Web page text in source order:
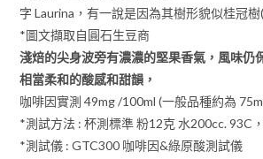
字 Laurina，有一說是因為其樹形貌似桂冠樹
*圖文擷取自圓石生豆商
淺焙的尖身波旁有濃濃的堅果香氣，風味仍
相當柔和的酸感和甜韻，
咖啡因實測 49mg /100ml (一般品種約為
*測試方法 : 杯測標準 粉12克 水200cc. 93C
*測試儀 : GTC300 咖啡因&綠原酸測試儀